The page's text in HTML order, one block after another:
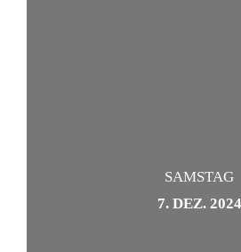
SAMSTAG
7. DEZ. 2024